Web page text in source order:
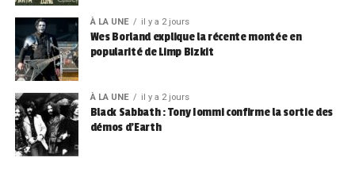
À LA UNE il y a 2 jours
Wes Borland explique la récente montée en
popularité de Limp Bizkit
À LA UNE il y a 2 jours
Black Sabbath : Tony Iommi confirme la sortie des
démos d’Earth